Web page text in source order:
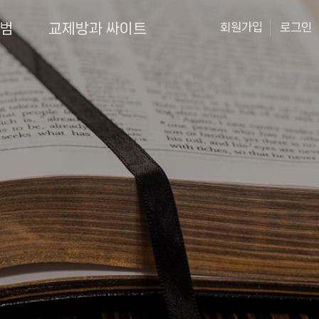
교제방과 싸이트 회원가입 로그인